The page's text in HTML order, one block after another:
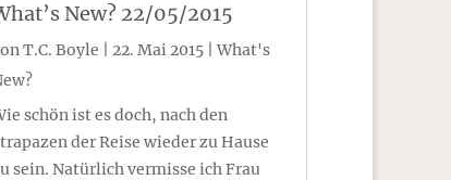
New? 22/05/2015
T.C. Boyle 22. Mai 2015|What's
schön ist es doch, nach den
der Reise wieder zu Hause
sein. Natürlich vermisse ich Frau